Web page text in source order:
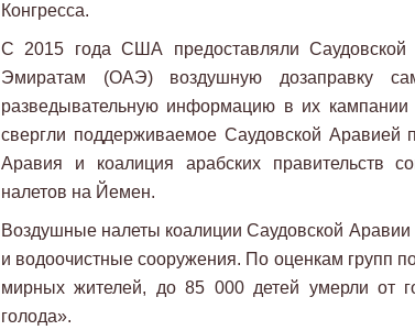
Конгресса.
С 2015 года США предоставляли
Эмиратам (ОАЭ) воздушную дозаправку
разведывательную информацию в их кампании
свергли поддерживаемое Саудовской Аравией
Аравия и коалиция арабских правительств
налетов на Йемен.
Воздушные налеты коалиции Саудовской
и водоочистные сооружения. По оценкам групп
мирных жителей, до 85 000 детей умерли от
голода».